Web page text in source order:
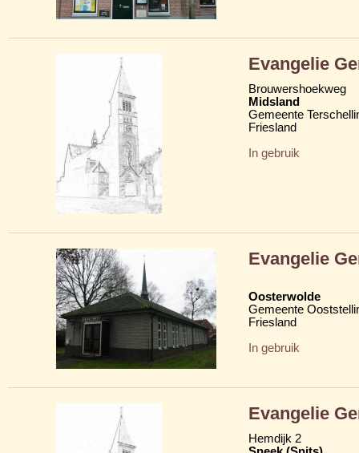
Evangelie
Brouwershoekweg
Midsland
Gemeente
Friesland
In gebruik
Evangelie
Oosterwolde
Gemeente
Friesland
In gebruik
Evangelie
Hemdijk 2